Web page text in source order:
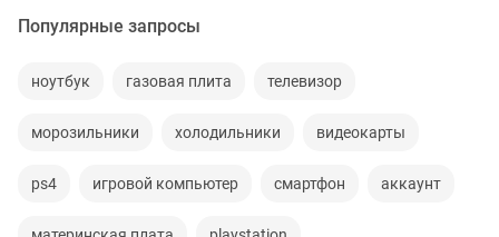
Популярные запросы
ноутбук газовая плита телевизор
морозильники холодильники видеокарты
ps4 игровой компьютер смартфон аккаунт